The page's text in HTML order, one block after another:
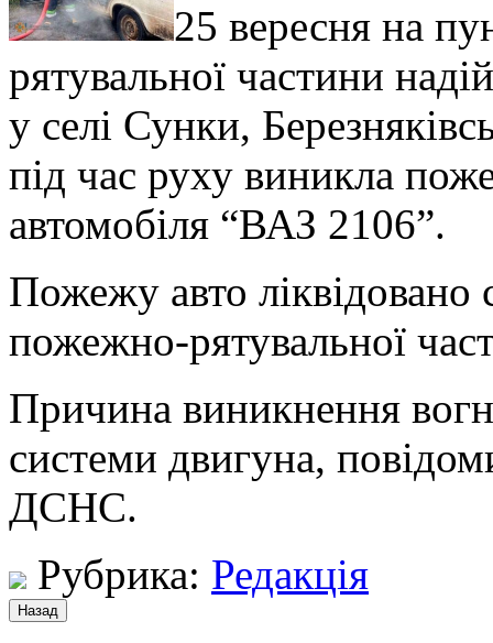
25 вересня на
рятувальної частини
у селі Сунки,
під час руху виникла
автомобіля “ВАЗ 2106”.
Пожежу авто ліквідовано
пожежно-рятувальної
Причина виникнення
системи двигуна,
ДСНС.
Рубрика: Редакція